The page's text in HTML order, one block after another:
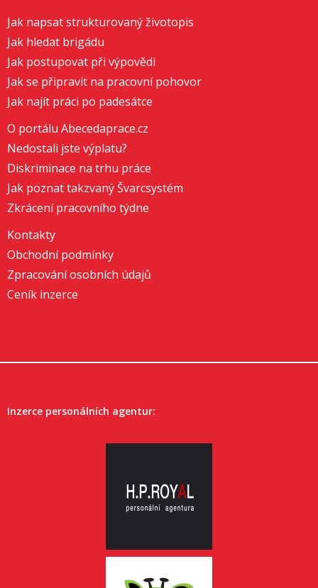
Jak napsat strukturovaný životopis
Jak hledat brigádu
Jak postupovat při výpovědi
Jak se připravit na pracovní pohovor
Jak najít práci po padesátce
O portálu Abecedaprace.cz
Nedostali jste výplatu?
Diskriminace na trhu práce
Jak poznat takzvaný Švarcsystém
Zkrácení pracovního týdne
Kontakty
Obchodní podmínky
Zpracování osobních údajů
Ceník inzerce
Inzerce personálních agentur: